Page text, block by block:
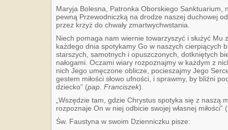
Maryja Bolesna, Patronka Oborskiego Sanktuarium,
pewną Przewodniczką na drodze naszej duchowej
przez krzyż do chwały zmartwychwstania.
Niech pomaga nam wiernie towarzyszyć i służyć Mu
każdego dnia spotykamy Go w naszych cierpiących
starszych, samotnych i opuszczonych, dotkniętych
nałogami. Oczami wiary rozpoznajmy w każdym z
nich Jego umęczone oblicze, pocieszajmy Jego
gestem miłości słowo ufności, i sprawmy, by bliźni
dziecko” (pap. Franciszek).
„Wszędzie tam, gdzie Chrystus spotyka się z naszą
rozpoznaje On w niej odbicie swojej własnej miłości” (
Św. Faustyna w swoim Dzienniczku pisze: